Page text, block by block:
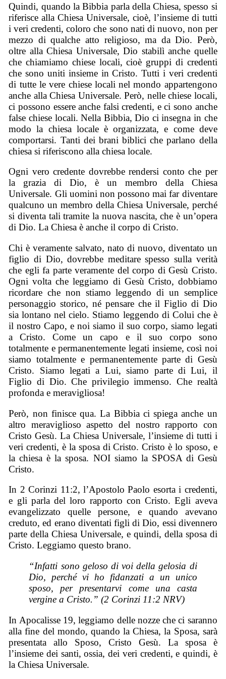
Quindi, quando la Bibbia parla della Chiesa, spesso si
riferisce alla Chiesa Universale, cioè, l’insieme di tutti
i veri credenti, coloro che sono nati di nuovo, non per
mezzo di qualche atto religioso, ma da Dio. Però,
oltre alla Chiesa Universale, Dio stabilì anche quelle
che chiamiamo chiese locali, cioè gruppi di credenti
che sono uniti insieme in Cristo. Tutti i veri credenti
di tutte le vere chiese locali nel mondo appartengono
anche alla Chiesa Universale. Però, nelle chiese locali,
ci possono essere anche falsi credenti, e ci sono anche
false chiese locali. Nella Bibbia, Dio ci insegna in che
modo la chiesa locale è organizzata, e come deve
comportarsi. Tanti dei brani biblici che parlano della
chiesa si riferiscono alla chiesa locale.
Ogni vero credente dovrebbe rendersi conto che per
la grazia di Dio, è un membro della Chiesa
Universale. Gli uomini non possono mai far diventare
qualcuno un membro della Chiesa Universale, perché
si diventa tali tramite la nuova nascita, che è un’opera
di Dio. La Chiesa è anche il corpo di Cristo.
Chi è veramente salvato, nato di nuovo, diventato un
figlio di Dio, dovrebbe meditare spesso sulla verità
che egli fa parte veramente del corpo di Gesù Cristo.
Ogni volta che leggiamo di Gesù Cristo, dobbiamo
ricordare che non stiamo leggendo di un semplice
personaggio storico, né pensare che il Figlio di Dio
sia lontano nel cielo. Stiamo leggendo di Colui che è
il nostro Capo, e noi siamo il suo corpo, siamo legati
a Cristo. Come un capo e il suo corpo sono
totalmente e permanentemente legati insieme, così noi
siamo totalmente e permanentemente parte di Gesù
Cristo. Siamo legati a Lui, siamo parte di Lui, il
Figlio di Dio. Che privilegio immenso. Che realtà
profonda e meravigliosa!
Però, non finisce qua. La Bibbia ci spiega anche un
altro meraviglioso aspetto del nostro rapporto con
Cristo Gesù. La Chiesa Universale, l’insieme di tutti i
veri credenti, è la sposa di Cristo. Cristo è lo sposo, e
la chiesa è la sposa. NOI siamo la SPOSA di Gesù
Cristo.
In 2 Corinzi 11:2, l’Apostolo Paolo esorta i credenti,
e gli parla del loro rapporto con Cristo. Egli aveva
evangelizzato quelle persone, e quando avevano
creduto, ed erano diventati figli di Dio, essi divennero
parte della Chiesa Universale, e quindi, della sposa di
Cristo. Leggiamo questo brano.
“Infatti sono geloso di voi della gelosia di
Dio, perché vi ho fidanzati a un unico
sposo, per presentarvi come una casta
vergine a Cristo.” (2 Corinzi 11:2 NRV)
In Apocalisse 19, leggiamo delle nozze che ci saranno
alla fine del mondo, quando la Chiesa, la Sposa, sarà
presentata allo Sposo, Cristo Gesù. La sposa è
l’insieme dei santi, ossia, dei veri credenti, e quindi, è
la Chiesa Universale.